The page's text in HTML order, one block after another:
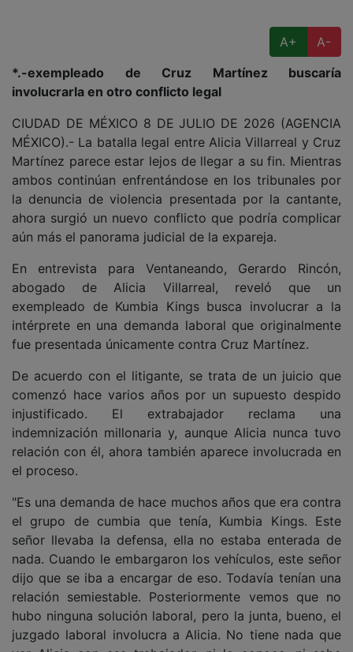
A+
A-
*.-exempleado de Cruz Martínez buscaría
involucrarla en otro conflicto legal
CIUDAD DE MÉXICO 8 DE JULIO DE 2026 (AGENCIA
MÉXICO).- La batalla legal entre Alicia Villarreal y Cruz
Martínez parece estar lejos de llegar a su fin. Mientras
ambos continúan enfrentándose en los tribunales por
la denuncia de violencia presentada por la cantante,
ahora surgió un nuevo conflicto que podría complicar
aún más el panorama judicial de la expareja.
En entrevista para Ventaneando, Gerardo Rincón,
abogado de Alicia Villarreal, reveló que un
exempleado de Kumbia Kings busca involucrar a la
intérprete en una demanda laboral que originalmente
fue presentada únicamente contra Cruz Martínez.
De acuerdo con el litigante, se trata de un juicio que
comenzó hace varios años por un supuesto despido
injustificado. El extrabajador reclama una
indemnización millonaria y, aunque Alicia nunca tuvo
relación con él, ahora también aparece involucrada en
el proceso.
"Es una demanda de hace muchos años que era contra
el grupo de cumbia que tenía, Kumbia Kings. Este
señor llevaba la defensa, ella no estaba enterada de
nada. Cuando le embargaron los vehículos, este señor
dijo que se iba a encargar de eso. Todavía tenían una
relación semiestable. Posteriormente vemos que no
hubo ninguna solución laboral, pero la junta, bueno, el
juzgado laboral involucra a Alicia. No tiene nada que